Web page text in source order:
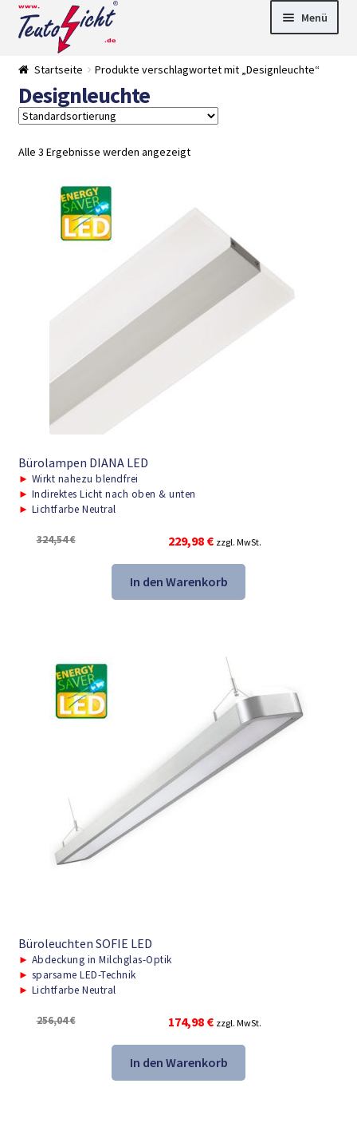
Zur
Navigation
springen
Springe
zum
Menü
► LED Panel
►
Startseite Produkte verschlagwortet mit „Designleuchte“
Designleuchte
Alle 3 Ergebnisse werden angezeigt
Bürolampen DIANA LED
► Wirkt nahezu blendfrei
► Indirektes Licht nach oben & unten
► Lichtfarbe Neutral
324,54€
Ursprünglicher
Preis
war:
324,54 €
229,98 €Aktueller
Preis
ist:
229,98 €.
zzgl. MwSt.
In den Warenkorb
Büroleuchten SOFIE LED
► Abdeckung in Milchglas-Optik
► sparsame LED-Technik
► Lichtfarbe Neutral
256,04€
Ursprünglicher
Preis
war:
256,04 €
174,98 €Aktueller
Preis
ist:
174,98 €.
zzgl. MwSt.
In den Warenkorb